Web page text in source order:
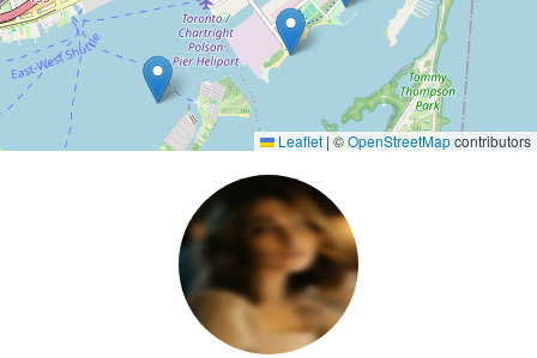
Leaflet | ©OpenStreetMapcontributors